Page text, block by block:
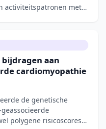
activiteitspatronen met
bijdragen aan
cardiomyopathie
de genetische
polygene risicoscores